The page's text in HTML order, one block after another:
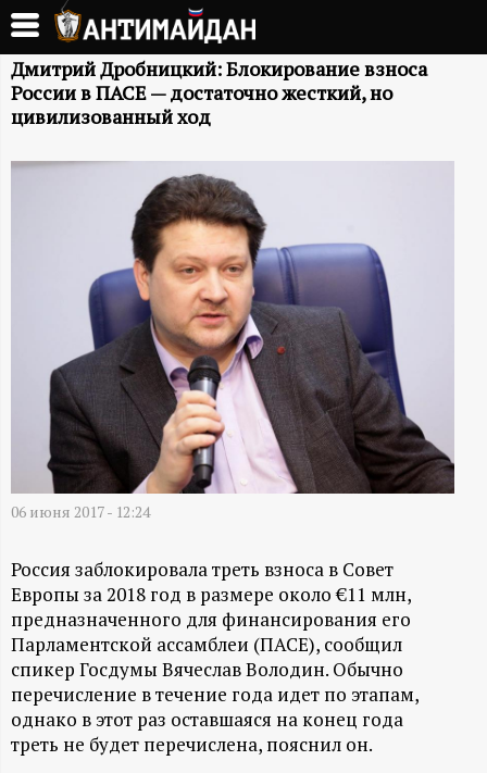
Перейти
основному
содержанию
А
Н
Т
А
-
и
н
ф
Дмитрий Дробницкий: Блокирование взноса
России в ПАСЕ — достаточно жесткий, но
цивилизованный ход
06 июня 2017 - 12:24
Россия заблокировала треть взноса в Совет
Европы за 2018 год в размере около €11 млн,
предназначенного для финансирования его
Парламентской ассамблеи (ПАСЕ), сообщил
спикер Госдумы Вячеслав Володин. Обычно
перечисление в течение года идет по этапам,
однако в этот раз оставшаяся на конец года
треть не будет перечислена, пояснил он.